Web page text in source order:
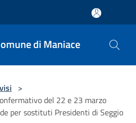
di Maniace
>
del 22 e 23 marzo
per sostituti Presidenti di Seggio